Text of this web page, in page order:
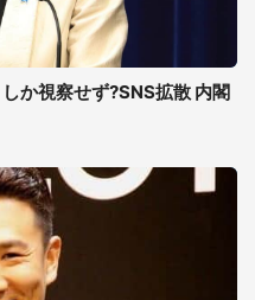
か視察せず?SNS拡散 内閣